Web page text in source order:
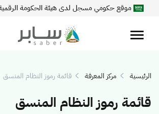
موقع حكومي مسجل لدى هيئة الحكومة
الرئيسية مركز المعرفة قائمة رموز النظام المنسق
قائمة رموز النظام المنسق